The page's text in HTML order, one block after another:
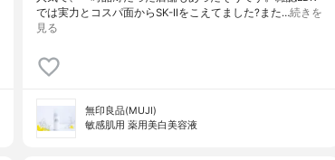
では実力とコスパ面からSK-IIをこえてました?また…続きを
見る
無印良品(MUJI)
敏感肌用 薬用美白美容液